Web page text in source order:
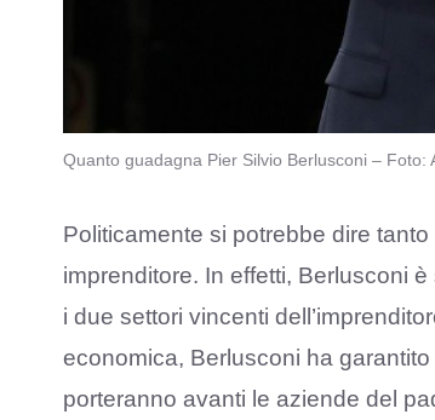
Quanto guadagna Pier Silvio Berlusconi – Foto:
Politicamente si potrebbe dire
imprenditore. In effetti, Berlusconi
i due settori vincenti
economica, Berlusconi ha
porteranno avanti le aziende del